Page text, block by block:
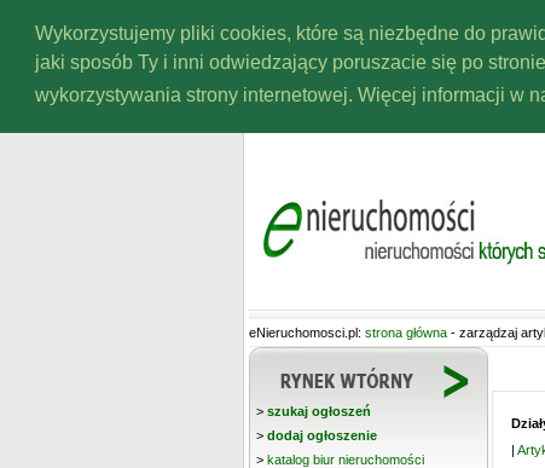
Wykorzystujemy pliki cookies, które są niezbędne do
jaki sposób Ty i inni odwiedzający poruszacie się po
wykorzystywania strony internetowej. Więcej informacji w
eNieruchomosci.pl: strona główna - zarządzaj
> szukaj ogłoszeń
> dodaj ogłoszenie
> katalog biur nieruchomości
|